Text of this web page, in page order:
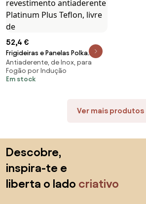
52,4 €
Frigideiras e Panelas Polka
Fantasy 20-24 Bucket Golden
Diâmetro 20-24 cm, alumínio
forjado, revestimento
Antiaderente, de Inox, para
Fogão por Indução
Em stock
Ver mais produtos
Descobre,
inspira-te e
liberta o lado criativo